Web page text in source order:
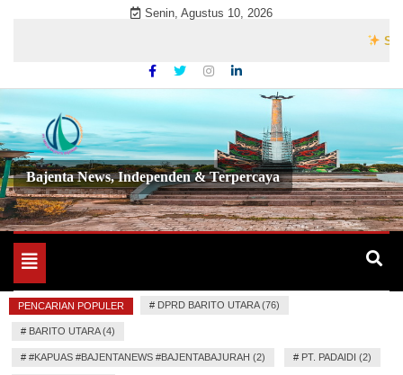
Senin, Agustus 10, 2026
Bajenta News, Independen & Terpercaya
Toggle
navigation
PENCARIAN POPULER # DPRD BARITO UTARA (76)
# BARITO UTARA (4)
# #KAPUAS #BAJENTANEWS #BAJENTABAJURAH (2) # PT. PADAIDI (2)